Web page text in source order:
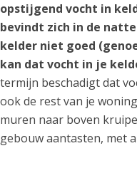
opstijgend vocht in
bevindt zich in de
kelder niet goed
kan dat vocht in je
termijn beschadigt dat
ook de rest van je
muren naar boven
gebouw aantasten, met